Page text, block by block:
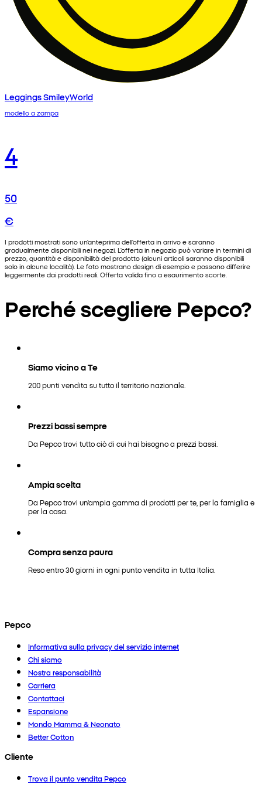
Leggings SmileyWorld
modello a zampa
4
50
€
I prodotti mostrati sono un'anteprima dell'offerta in arrivo e saranno
gradualmente disponibili nei negozi. L'offerta in negozio può variare in termini di
prezzo, quantità e disponibilità del prodotto (alcuni articoli saranno disponibili
solo in alcune località). Le foto mostrano design di esempio e possono differire
leggermente dai prodotti reali. Offerta valida fino a esaurimento scorte.
Perché scegliere Pepco?
Siamo vicino a Te
200 punti vendita su tutto il territorio nazionale.
Prezzi bassi sempre
Da Pepco trovi tutto ciò di cui hai bisogno a prezzi bassi.
Ampia scelta
Da Pepco trovi un'ampia gamma di prodotti per te, per la famiglia e
per la casa.
Compra senza paura
Reso entro 30 giorni in ogni punto vendita in tutta Italia.
Pepco
Informativa sulla privacy del servizio internet
Chi siamo
Nostra responsabilità
Carriera
Contattaci
Espansione
Mondo Mamma & Neonato
Better Cotton
Cliente
Trova il punto vendita Pepco